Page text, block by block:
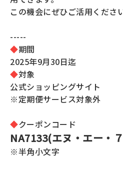
美容アイ
乾燥
たるみ・
しわ・小
メンバー
定期便サ
この機会にぜひご活用くださ
-----
◆期間
2025年9月30日迄
◆対象
公式ショッピングサイト
※定期便サービス対象外
◆クーポンコード
NA7133(エヌ・エー・
※半角小文字